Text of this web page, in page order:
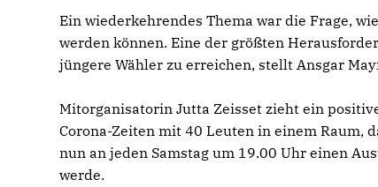
Ein wiederkehrendes Thema war die Frage,
werden können. Eine der größten
jüngere Wähler zu erreichen, stellt Ansgar
Mitorganisatorin Jutta Zeisset zieht ein
Corona-Zeiten mit 40 Leuten in einem Raum,
nun an jeden Samstag um 19.00 Uhr einen
werde.